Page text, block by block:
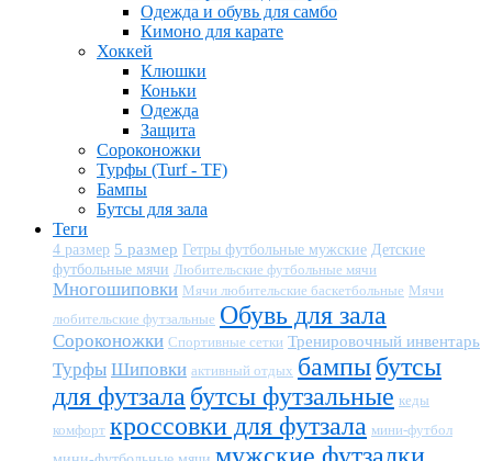
Одежда и обувь для самбо
Кимоно для карате
Хоккей
Клюшки
Коньки
Одежда
Защита
Сороконожки
Турфы (Turf - TF)
Бампы
Бутсы для зала
Теги
4 размер 5 размер Гетры футбольные мужские Детские
футбольные мячи Любительские футбольные мячи
Многошиповки Мячи любительские баскетбольные Мячи
любительские футзальные Обувь для зала
Сороконожки Спортивные сетки Тренировочный инвентарь
Турфы Шиповки активный отдых бампыбутсы
для футзала бутсы футзальные кеды
комфорт кроссовки для футзала мини-футбол